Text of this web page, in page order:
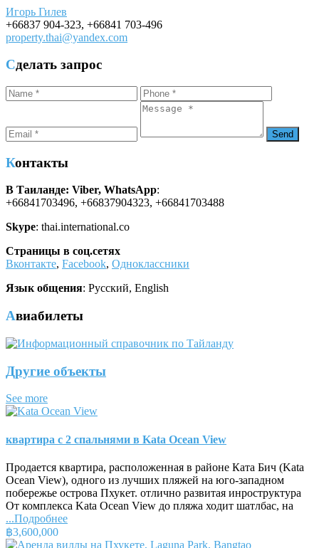
Игорь Гилев
+66837 904-323, +66841 703-496
property.thai@yandex.com
Сделать запрос
Контакты
В Таиланде: Viber, WhatsApp:
+66841703496, +66837904323, +66841703488
Skype: thai.international.co
Страницы в соц.сетях
Вконтакте, Facebook, Одноклассники
Язык общения: Русский, English
Авиабилеты
Другие объекты
See more
квартира с 2 спальнями в Kata Ocean View
Продается квартира, расположенная в районе Ката Бич (Kata
Ocean View), одного из лучших пляжей на юго-западном
побережье острова Пхукет. отлично развитая инроструктура
От комплекса Kata Ocean View до пляжа ходит шатлбас, на
...Подробнее
฿3,600,000